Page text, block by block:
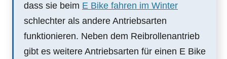
dass sie beim E Bike fahren im Winter
schlechter als andere Antriebsarten
funktionieren. Neben dem Reibrollenantrieb
gibt es weitere Antriebsarten für einen E Bike